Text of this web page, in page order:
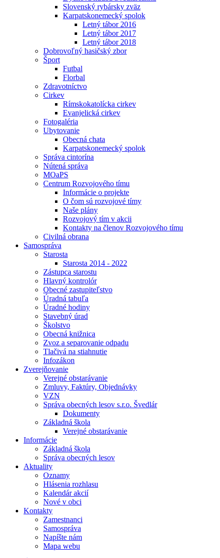
Slovenský rybársky zväz
Karpatskonemecký spolok
Letný tábor 2016
Letný tábor 2017
Letný tábor 2018
Dobrovoľný hasičský zbor
Šport
Futbal
Florbal
Zdravotníctvo
Cirkev
Rímskokatolícka cirkev
Evanjelická cirkev
Fotogaléria
Ubytovanie
Obecná chata
Karpatskonemecký spolok
Správa cintorína
Nútená správa
MOaPS
Centrum Rozvojového tímu
Informácie o projekte
O čom sú rozvojové tímy
Naše plány
Rozvojový tím v akcii
Kontakty na členov Rozvojového tímu
Civilná obrana
Samospráva
Starosta
Starosta 2014 - 2022
Zástupca starostu
Hlavný kontrolór
Obecné zastupiteľstvo
Úradná tabuľa
Úradné hodiny
Stavebný úrad
Školstvo
Obecná knižnica
Zvoz a separovanie odpadu
Tlačivá na stiahnutie
Infozákon
Zverejňovanie
Verejné obstarávanie
Zmluvy, Faktúry, Objednávky
VZN
Správa obecných lesov s.r.o. Švedlár
Dokumenty
Základná škola
Verejné obstarávanie
Informácie
Základná škola
Správa obecných lesov
Aktuality
Oznamy
Hlásenia rozhlasu
Kalendár akcií
Nové v obci
Kontakty
Zamestnanci
Samospráva
Napíšte nám
Mapa webu